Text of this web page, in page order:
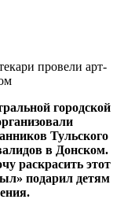
городской
Тульского
в Донском.
раскрасить этот
подарил детям